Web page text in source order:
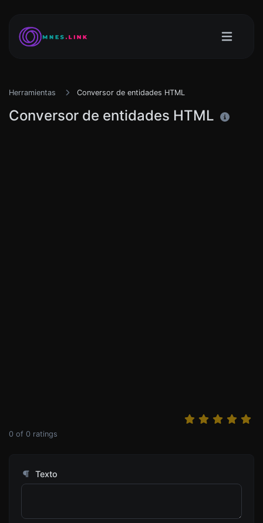
Herramientas Conversor de entidades HTML
Conversor de entidades HTML
0 of 0 ratings
Texto